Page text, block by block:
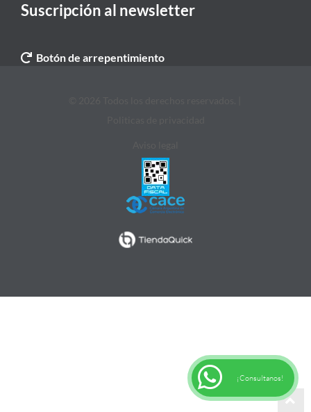
Suscripción al newsletter
Botón de arrepentimiento
¡Consultanos!